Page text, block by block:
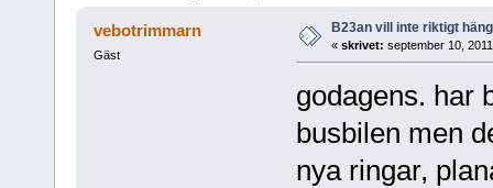
vebotrimmarn
Gäst
B23an vill inte riktigt
« skrivet: september 10,
godagens. har
busbilen men
nya ringar,